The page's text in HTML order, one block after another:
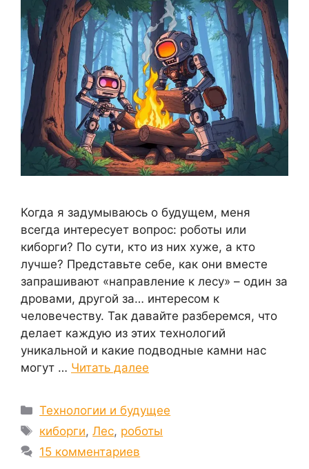
Когда я задумываюсь о будущем, меня
всегда интересует вопрос: роботы или
киборги? По сути, кто из них хуже, а кто
лучше? Представьте себе, как они вместе
запрашивают «направление к лесу» – один за
дровами, другой за… интересом к
человечеству. Так давайте разберемся, что
делает каждую из этих технологий
уникальной и какие подводные камни нас
могут … Читать далее
Рубрики
Технологии и будущее
Метки
киборги,Лес, роботы
15 комментариев